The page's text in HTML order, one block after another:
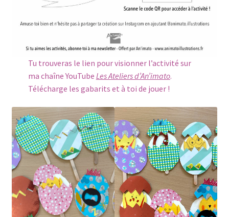
Tu trouveras le lien pour visionner l’activité sur
ma chaîne YouTube Les Ateliers d’An’imato.
Télécharge les gabarits et à toi de jouer !